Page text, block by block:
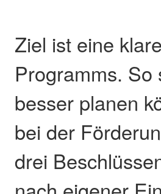
Ziel ist eine
Programms.
besser planen
bei der
drei